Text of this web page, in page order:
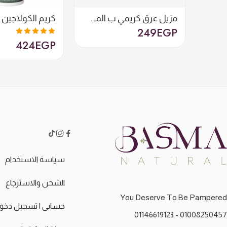
مزيل عرق كريمي ب المسك
249EGP
كريم الكولاجين
تم التقييم
5.00من 5
424EGP
You Deserve To Be Pampered
01008250457 - 01146619123
سياسة الاستخدام
الشحن والاسترجاع
حسابى | تسجيل